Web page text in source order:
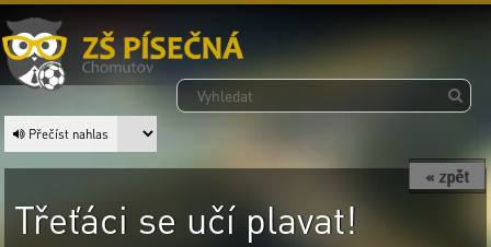
Přečíst nahlas
« zpět
Třeťáci se učí plavat!